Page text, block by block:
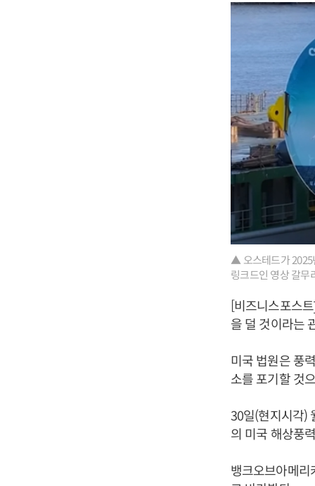
▲ 오스테드가 2025
링크드인 영상 갈무
[비즈니스포스
을 덜 것이라는
미국 법원은 풍
소를 포기할 것
30일(현지시각)
의 미국 해상풍
뱅크오브아메리